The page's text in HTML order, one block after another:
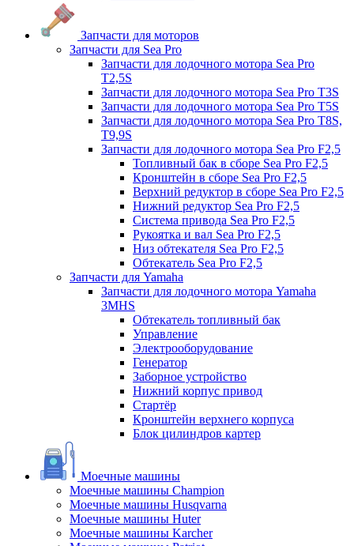
Запчасти для моторов
Запчасти для Sea Pro
Запчасти для лодочного мотора Sea Pro
Т2,5S
Запчасти для лодочного мотора Sea Pro Т3S
Запчасти для лодочного мотора Sea Pro Т5S
Запчасти для лодочного мотора Sea Pro Т8S,
T9,9S
Запчасти для лодочного мотора Sea Pro F2,5
Топливный бак в сборе Sea Pro F2,5
Кронштейн в сборе Sea Pro F2,5
Верхний редуктор в сборе Sea Pro F2,5
Нижний редуктор Sea Pro F2,5
Система привода Sea Pro F2,5
Рукоятка и вал Sea Pro F2,5
Низ обтекателя Sea Pro F2,5
Обтекатель Sea Pro F2,5
Запчасти для Yamaha
Запчасти для лодочного мотора Yamaha
3MHS
Обтекатель топливный бак
Управление
Электрооборудование
Генератор
Заборное устройство
Нижний корпус привод
Стартёр
Кронштейн верхнего корпуса
Блок цилиндров картер
Моечные машины
Моечные машины Champion
Моечные машины Husqvarna
Моечные машины Huter
Моечные машины Karcher